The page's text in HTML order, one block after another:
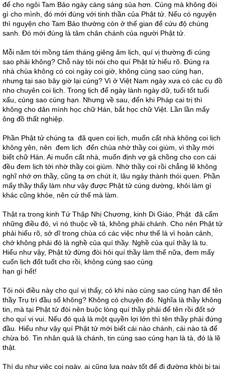
để cho ngôi Tam Bảo ngày càng sáng sủa hơn. Cúng mà không đòi
gì cho mình, đó mới đúng với tinh thần của Phật tử. Nếu có nguyện
thì nguyện cho Tam Bảo thường còn ở thế gian để cứu độ chúng
sanh. Đó mới đúng là tâm chân chánh của người Phật tử.
Mỗi năm tới mồng tám tháng giêng âm lịch, quí vị thường đi cúng
sao phải không? Chỗ này tôi nói cho quí Phật tử hiểu rõ. Đúng ra
nhà chùa không có coi ngày coi giờ, không cúng sao cúng hạn,
nhưng tại sao bây giờ lại cúng? Vì ở Việt Nam ngày xưa có các cụ đồ
nho chuyên coi lịch. Trong lịch để ngày lành ngày dữ, tuổi tốt tuổi
xấu, cúng sao cúng hạn. Nhưng về sau, đến khi Pháp cai trị thì
không cho dân mình học chữ Hán, bắt học chữ Việt. Lần lần mấy
ông đồ thất nghiệp.
Phần Phật tử chúng ta đã quen coi lịch, muốn cất nhà không coi lịch
không yên, nên đem lịch đến chùa nhờ thầy coi giùm, vì thầy mới
biết chữ Hán. Ai muốn cất nhà, muốn định vợ gả chồng cho con cái
đều đem lịch tới nhờ thầy coi giùm. Nhờ thầy coi rồi chẳng lẽ không
nghĩ nhớ ơn thầy, cũng tạ ơn chút ít, lâu ngày thành thói quen. Phần
mấy thầy thấy làm như vậy được Phật tử cúng dường, khỏi làm gì
khác cũng khỏe, nên cứ thế mà làm.
Thật ra trong kinh Tứ Thập Nhị Chương, kinh Di Giáo, Phật đã cấm
những điều đó, vì nó thuộc về tà, không phải chánh. Cho nên Phật tử
phải hiểu rõ, sở dĩ trong chùa có các việc như thế là vì hoàn cảnh,
chớ không phải đó là nghề của quí thầy. Nghề của quí thầy là tu.
Hiểu như vậy, Phật tử đừng đòi hỏi quí thầy làm thế nữa, đem mấy
cuốn lịch đốt tuốt cho rồi, không cúng sao cúng
hạn gì hết!
Tôi nói điều này cho quí vị thấy, có khi nào cúng sao cúng hạn để tên
thầy Trụ trì đầu sổ không? Không có chuyện đó. Nghĩa là thầy không
tin, mà tại Phật tử đòi nên buộc lòng quí thầy phải để tên rồi đốt sớ
cho quí vị vui. Nếu đó quả là một quyền lợi lớn thì tên thầy phải đứng
đầu. Hiểu như vậy quí Phật tử mới biết cái nào chánh, cái nào tà để
chừa bỏ. Tin nhân quả là chánh, tin cúng sao cúng hạn là tà, đó là lẽ
thật.
Thí dụ như việc coi ngày, ai cũng lựa ngày tốt để đi đường khỏi bị tai